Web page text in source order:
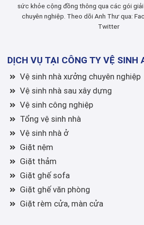
sức khỏe cộng đồng thông qua các gói
chuyên nghiệp. Theo dõi Anh Thư qua:
Twitter
DỊCH VỤ TẠI CÔNG TY VỆ SINH
Vệ sinh nhà xưởng chuyên nghiệp
Vệ sinh nhà sau xây dựng
Vệ sinh công nghiệp
Tổng vệ sinh nhà
Vệ sinh nhà ở
Giặt nệm
Giặt thảm
Giặt ghế sofa
Giặt ghế văn phòng
Giặt rèm cửa, màn cửa